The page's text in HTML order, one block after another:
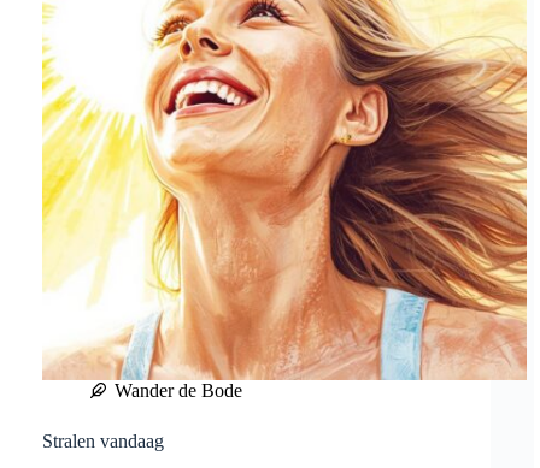
Wander de Bode
Stralen vandaag